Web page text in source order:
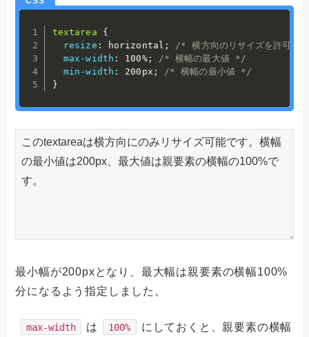
textarea
{
resize : horizontal ;
/* 横方向のリサイズを許可 */
max-width : 100%;
/* 横幅の最大値 */
min-width : 200px ;
/* 横幅の最小値 */
}
最小幅が200pxとなり、最大幅は親要素の横幅100%
分になるよう指定しました。
max-width は 100% にしておくと、親要素の横幅